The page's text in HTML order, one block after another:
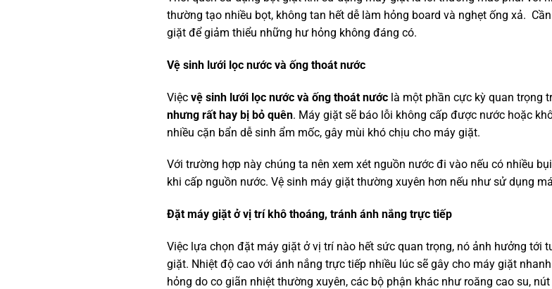
thường tạo nhiều bọt, không tan hết dễ làm hỏng board và nghẹt ống xả.
giặt để giảm thiểu những hư hỏng không đáng có.
Vệ sinh lưới lọc nước và ống thoát nước
Việc vệ sinh lưới lọc nước và ống thoát nước là một phần cực kỳ quan trọng
nhưng rất hay bị bỏ quên. Máy giặt sẽ báo lỗi không cấp được nước hoặc
nhiều cặn bẩn dễ sinh ẩm mốc, gây mùi khó chịu cho máy giặt.
Với trường hợp này chúng ta nên xem xét nguồn nước đi vào nếu có nhiều
khi cấp nguồn nước. Vệ sinh máy giặt thường xuyên hơn nếu như sử dụng
Đặt máy giặt ở vị trí khô thoáng, tránh ánh nắng trực tiếp
Việc lựa chọn đặt máy giặt ở vị trí nào hết sức quan trọng, nó ảnh hưởng tới
giặt. Nhiệt độ cao với ánh nắng trực tiếp nhiều lúc sẽ gây cho máy giặt
hỏng do co giãn nhiệt thường xuyên, các bộ phận khác như roăng cao su,